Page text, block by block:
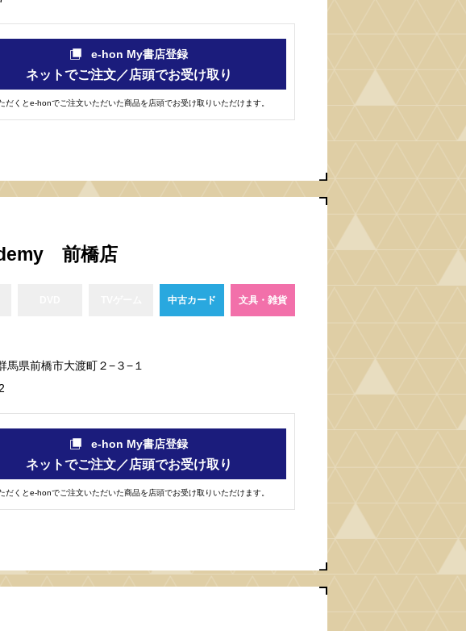
e-hon My書店登録
ネットでご注文／店頭でお受け取り
だくとe-honでご注文いただいた商品を店頭でお受け取りいただけます。
前橋店
中古カード 文具・雑貨
馬県前橋市大渡町２−３−１
e-hon My書店登録
ネットでご注文／店頭でお受け取り
だくとe-honでご注文いただいた商品を店頭でお受け取りいただけます。